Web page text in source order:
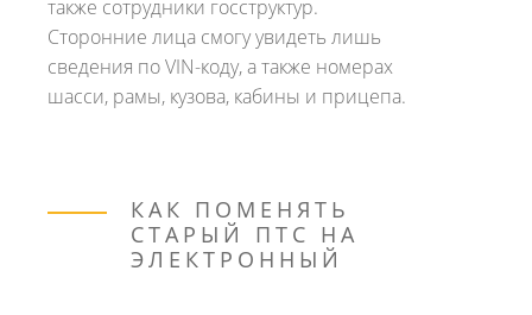
также сотрудники госструктур.
Сторонние лица смогу увидеть лишь
сведения по VIN-коду, а также номерах
шасси, рамы, кузова, кабины и прицепа.
КАК ПОМЕНЯТЬ
СТАРЫЙ ПТС НА
ЭЛЕКТРОННЫЙ